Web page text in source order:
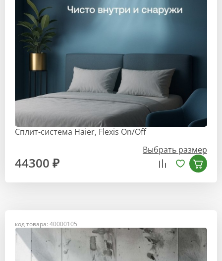
Сплит-система Haier, Flexis On/Off
Выбрать размер
44300 ₽
код товара: 40000105